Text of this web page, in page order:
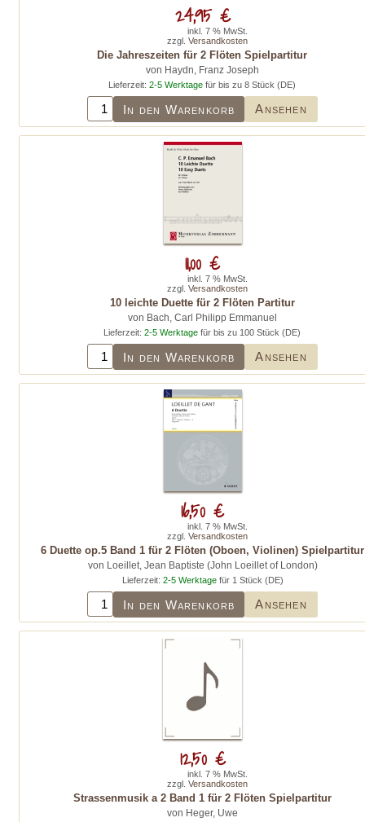
Die Jahreszeiten für 2 Flöten Spielpartitur
von Haydn, Franz Joseph
Lieferzeit:2-5 Werktage für bis zu 8 Stück (DE)
In den Warenkorb Ansehen
24,95 €
inkl. 7 % MwSt.
zzgl. Versandkosten
10 leichte Duette für 2 Flöten Partitur
von Bach, Carl Philipp Emmanuel
Lieferzeit:2-5 Werktage für bis zu 100 Stück (DE)
In den Warenkorb Ansehen
11,00 €
inkl. 7 % MwSt.
zzgl. Versandkosten
6 Duette op.5 Band 1 für 2 Flöten (Oboen, Violinen) Spielpartitur
von Loeillet, Jean Baptiste (John Loeillet of London)
Lieferzeit: 2-5 Werktagefür 1 Stück (DE)
In den Warenkorb Ansehen
16,50 €
inkl. 7 % MwSt.
zzgl. Versandkosten
Strassenmusik a 2 Band 1 für 2 Flöten Spielpartitur
von Heger, Uwe
12,50 €
inkl. 7 % MwSt.
zzgl. Versandkosten